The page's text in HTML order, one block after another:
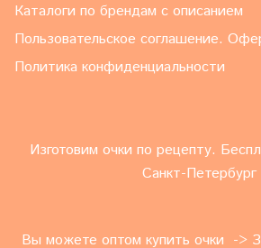
Каталоги по брендам с описанием
Пользовательское соглашение.
Политика конфиденциальности
Изготовим очки по рецепту.
Санкт-Петербург
Вы можете оптом купить очки ->